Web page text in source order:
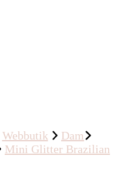
Webbutik
Dam
Mini Glitter Brazilian